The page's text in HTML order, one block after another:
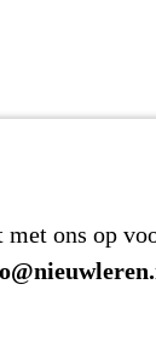
met ons op